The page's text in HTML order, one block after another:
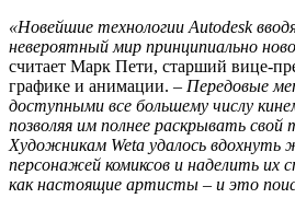
«Новейшие технологии Autodesk
невероятный мир принципиально
считает Марк Пети, старший вице-
графике и анимации. – Передовые
доступными все большему числу
позволяя им полнее раскрывать свой
Художникам Weta удалось вдохнуть
персонажей комиксов и наделить их
как настоящие артисты – и это